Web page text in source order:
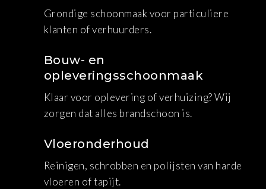
Grondige schoonmaak voor particuliere
klanten of verhuurders.
Bouw- en
opleveringsschoonmaak
Klaar voor oplevering of verhuizing? Wij
zorgen dat alles brandschoon is.
Vloeronderhoud
Reinigen, schrobben en polijsten van harde
vloeren of tapijt.